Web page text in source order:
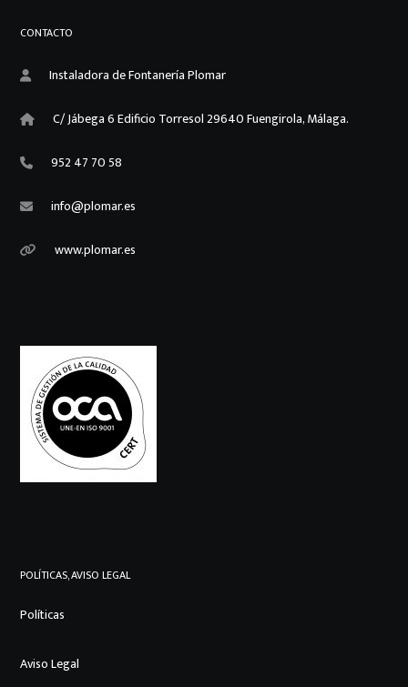
CONTACTO
Instaladora de Fontanería Plomar
C/ Jábega 6 Edificio Torresol 29640 Fuengirola, Málaga.
952 47 70 58
info@plomar.es
www.plomar.es
POLÍTICAS, AVISO LEGAL
Políticas
Aviso Legal